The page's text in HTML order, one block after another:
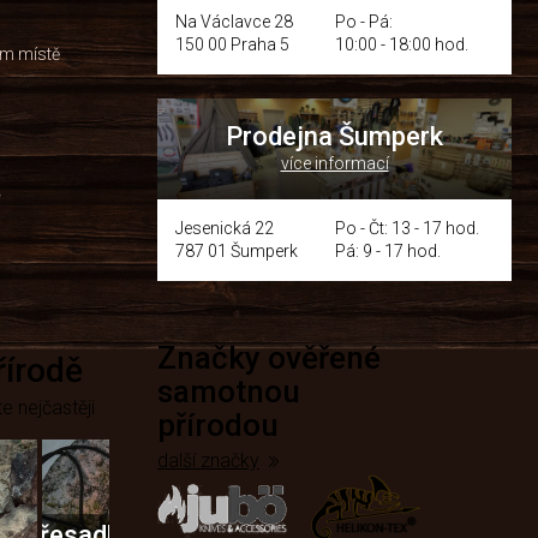
místě
Na Václavce 28
150 00 Praha 5
Po - Pá:
10:00 - 18:00 hod.
Prodejna Šumperk
více informací
Jesenická 22
787 01 Šumperk
Po - Čt: 13 - 17 hod.
Pá: 9 - 17 hod.
nejčastěji
Značky ověřené
samotnou
přírodou
další značky